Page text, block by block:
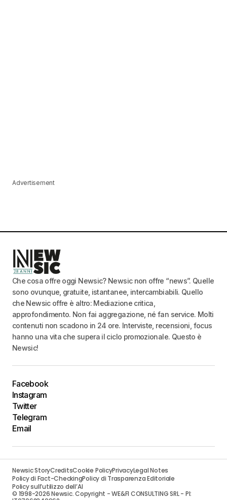
Advertisement
Che cosa offre oggi Newsic? Newsic non offre “news”. Quelle
sono ovunque, gratuite, istantanee, intercambiabili. Quello
che Newsic offre è altro: Mediazione critica,
approfondimento. Non fai aggregazione, né fan service. Molti
contenuti non scadono in 24 ore. Interviste, recensioni, focus
hanno una vita che supera il ciclo promozionale. Questo è
Newsic!
Facebook
Instagram
Twitter
Telegram
Email
Newsic StoryCreditsCookie PolicyPrivacyLegal Notes
Policy di Fact-CheckingPolicy di Trasparenza Editoriale
Policy sull’utilizzo dell’AI
© 1998-2026 Newsic. Copyright - WE&FI CONSULTING SRL - PI: